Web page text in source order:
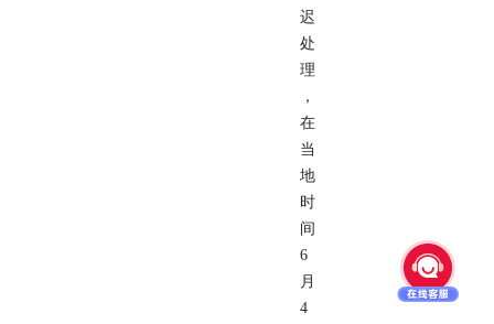
迟
处
理
，
在
当
地
时
间
6
月
4